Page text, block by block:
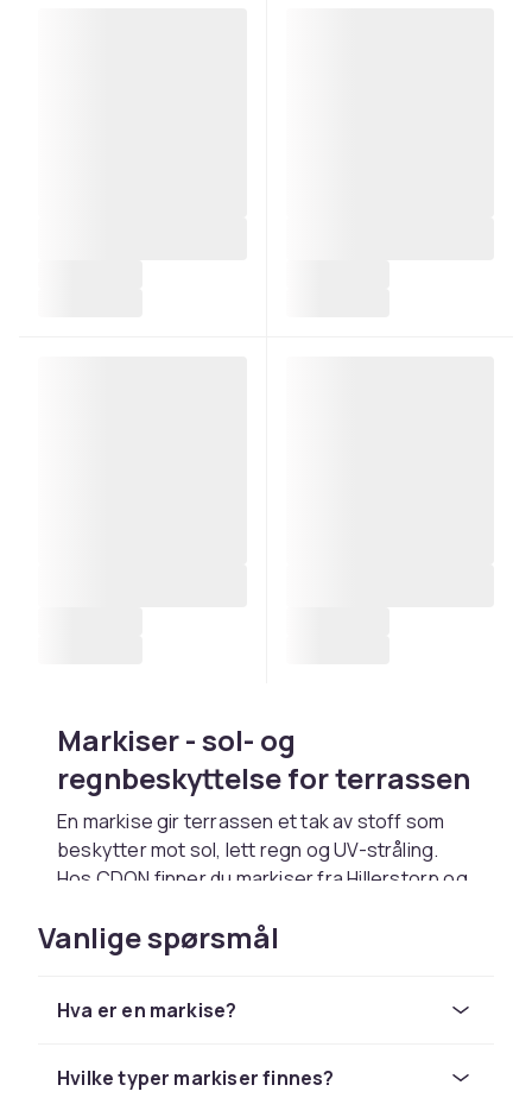
Markiser - sol- og
regnbeskyttelse for terrassen
En markise gir terrassen et tak av stoff som
beskytter mot sol, lett regn og UV-stråling.
Hos CDON finner du markiser fraHillerstorpog
Markiser monteres på fasaden over
terrassen. Velg et markisestoff i UV-beskyttet
Manuelle og elektriske
Vanlige spørsmål
Hva er en markise?
Hvilke typer markiser finnes?